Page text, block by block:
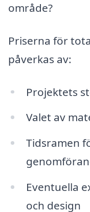
område?
Priserna för
påverkas av:
Projektets
Valet av
Tidsramen
Eventuella
och design